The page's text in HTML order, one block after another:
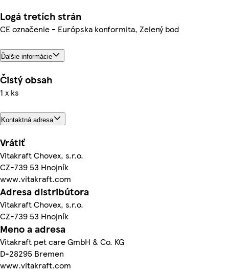
Logá tretích strán
CE označenie - Európska konformita, Zelený bod
Ďalšie informácie
Čistý obsah
1 x ks
Kontaktná adresa
Vrátiť
Vitakraft Chovex, s.r.o.
CZ-739 53 Hnojník
www.vitakraft.com
Adresa distribútora
Vitakraft Chovex, s.r.o.
CZ-739 53 Hnojník
Meno a adresa
Vitakraft pet care GmbH & Co. KG
D-28295 Bremen
www.vitakraft.com